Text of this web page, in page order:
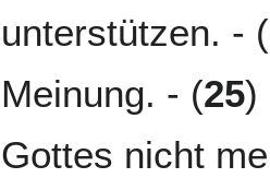
unterstützen. - (
Meinung. - (25)
Gottes nicht